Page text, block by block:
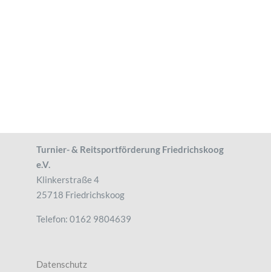
Turnier- & Reitsportförderung Friedrichskoog
e.V.
Klinkerstraße 4
25718 Friedrichskoog
Telefon: 0162 9804639
Datenschutz